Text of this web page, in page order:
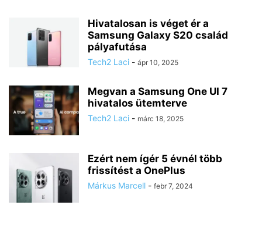
Hivatalosan is véget ér a
Samsung Galaxy S20 család
pályafutása
Tech2 Laci - ápr 10, 2025
Megvan a Samsung One UI 7
hivatalos ütemterve
Tech2 Laci - márc 18, 2025
Ezért nem ígér 5 évnél több
frissítést a OnePlus
Márkus Marcell - febr 7, 2024